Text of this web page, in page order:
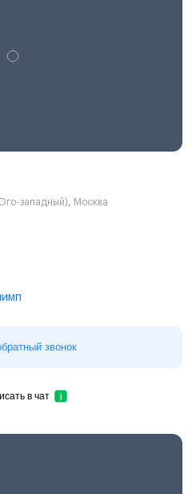
западный), Москва
звонок
Написать в чат